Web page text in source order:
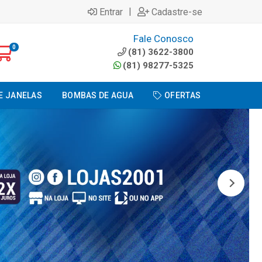
Entrar | Cadastre-se
0
Fale Conosco
(81) 3622-3800
(81) 98277-5325
JANELAS BOMBAS DE AGUA OFERTAS